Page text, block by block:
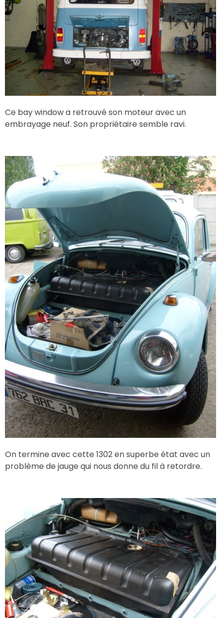
Ce bay window a retrouvé son moteur avec un
embrayage neuf. Son propriétaire semble ravi.
On termine avec cette 1302 en superbe état avec un
problème de jauge qui nous donne du fil à retordre.